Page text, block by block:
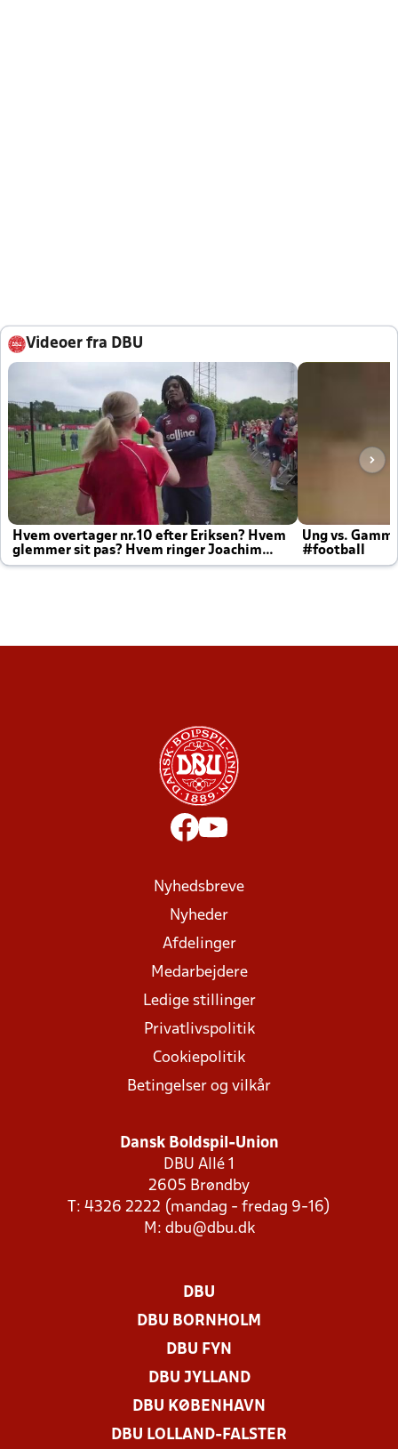
Videoer fra DBU
Hvem overtager nr.10 efter Eriksen? Hvem
glemmer sit pas? Hvem ringer Joachim
altid til efter kampe?
Ung vs.
#football
Nyhedsbreve
Nyheder
Afdelinger
Medarbejdere
Ledige stillinger
Privatlivspolitik
Cookiepolitik
Betingelser og vilkår
Dansk Boldspil-Union
DBU Allé 1
2605 Brøndby
T: 4326 2222 (mandag - fredag 9-16)
M: dbu@dbu.dk
DBU
DBU BORNHOLM
DBU FYN
DBU JYLLAND
DBU KØBENHAVN
DBU LOLLAND-FALSTER